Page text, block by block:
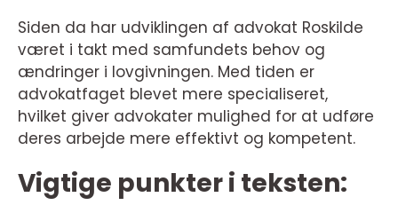
Siden da har udviklingen af advokat Roskilde
været i takt med samfundets behov og
ændringer i lovgivningen. Med tiden er
advokatfaget blevet mere specialiseret,
hvilket giver advokater mulighed for at udføre
deres arbejde mere effektivt og kompetent.
Vigtige punkter i teksten: